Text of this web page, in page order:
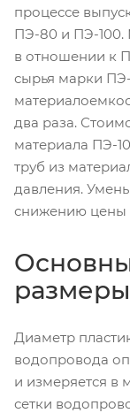
процессе
ПЭ-80 и ПЭ-100.
в отношении к
сырья марки
два раза.
материала ПЭ-
труб из
давления.
снижению цены
Диаметр
водопровода
и измеряется в
сетки